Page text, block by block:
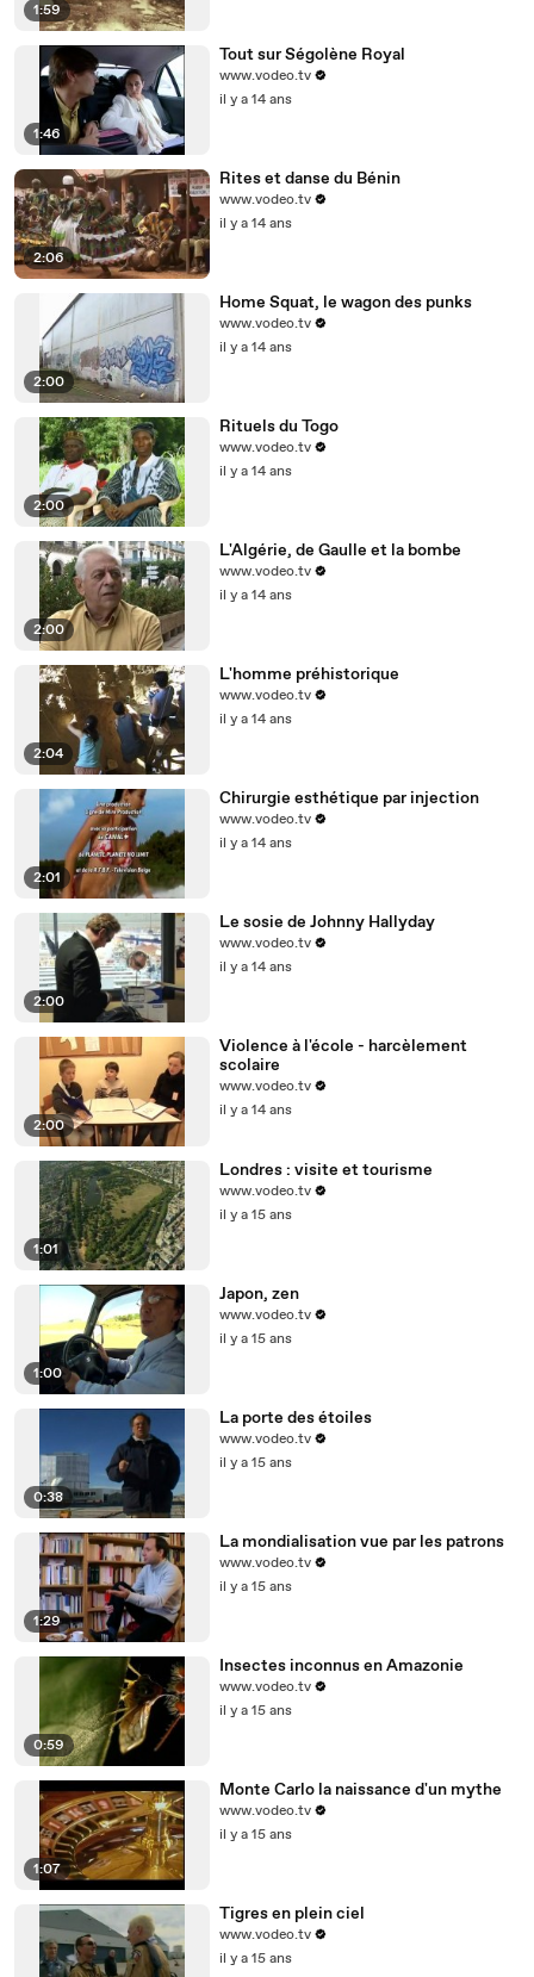
1:59
1:46
Tout sur Ségolène Royal
www.vodeo.tv
il y a 14 ans
2:06
Rites et danse du Bénin
www.vodeo.tv
il y a 14 ans
2:00
Home Squat, le wagon des punks
www.vodeo.tv
il y a 14 ans
2:00
Rituels du Togo
www.vodeo.tv
il y a 14 ans
2:00
L'Algérie, de Gaulle et la bombe
www.vodeo.tv
il y a 14 ans
2:04
L'homme préhistorique
www.vodeo.tv
il y a 14 ans
2:01
Chirurgie esthétique par injection
www.vodeo.tv
il y a 14 ans
2:00
Le sosie de Johnny Hallyday
www.vodeo.tv
il y a 14 ans
2:00
Violence à l'école - harcèlement
scolaire
www.vodeo.tv
il y a 14 ans
1:01
Londres : visite et tourisme
www.vodeo.tv
il y a 15 ans
1:00
Japon, zen
www.vodeo.tv
il y a 15 ans
0:38
La porte des étoiles
www.vodeo.tv
il y a 15 ans
1:29
La mondialisation vue par les patrons
www.vodeo.tv
il y a 15 ans
0:59
Insectes inconnus en Amazonie
www.vodeo.tv
il y a 15 ans
1:07
Monte Carlo la naissance d'un mythe
www.vodeo.tv
il y a 15 ans
Tigres en plein ciel
www.vodeo.tv
il y a 15 ans